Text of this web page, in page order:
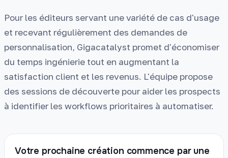
Pour les éditeurs servant une variété de cas d'usage
et recevant régulièrement des demandes de
personnalisation, Gigacatalyst promet d'économiser
du temps ingénierie tout en augmentant la
satisfaction client et les revenus. L'équipe propose
des sessions de découverte pour aider les prospects
à identifier les workflows prioritaires à automatiser.
Votre prochaine création commence par une